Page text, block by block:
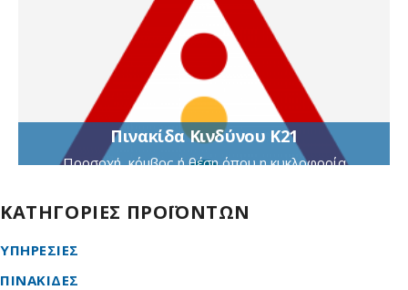
Πινακίδα Κινδύνου Κ21
Προσοχή, κόμβος ή θέση όπου η κυκλοφορία
ΚΑΤΗΓΟΡΙΕΣ ΠΡΟΪΟΝΤΩΝ
ΥΠΗΡΕΣΙΕΣ
ΠΙΝΑΚΙΔΕΣ